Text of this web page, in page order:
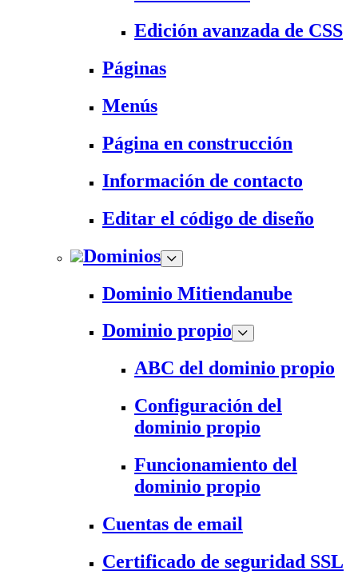
Edición avanzada de CSS
Páginas
Menús
Página en construcción
Información de contacto
Editar el código de diseño
Dominios
Dominio Mitiendanube
Dominio propio
ABC del dominio propio
Configuración del
dominio propio
Funcionamiento del
dominio propio
Cuentas de email
Certificado de seguridad SSL